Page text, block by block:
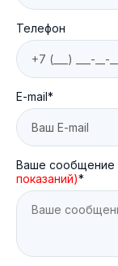
Телефон
E-mail*
Ваше сообщение
показаний)*